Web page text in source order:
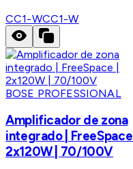
CC1-WCC1-W
BOSE PROFESSIONAL
Amplificador de zona
integrado | FreeSpace |
2x120W | 70/100V